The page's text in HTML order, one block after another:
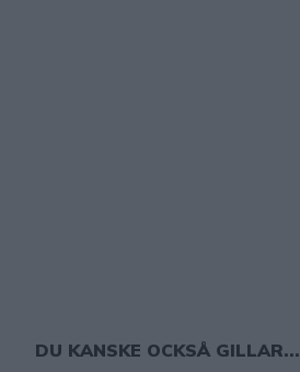
DU KANSKE OCKSÅ GILLAR...